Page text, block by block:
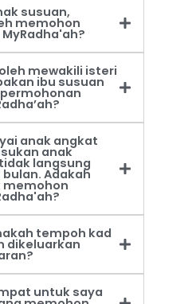
susuan,
memohon
mewakili isteri
ibu susuan
anak angkat
anak
langsung
Adakah
memohon
tempoh kad
dikeluarkan
untuk saya